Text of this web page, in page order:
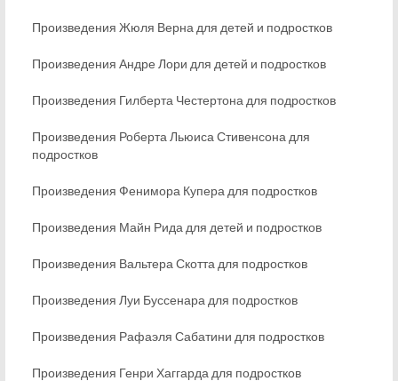
Произведения Жюля Верна для детей и подростков
Произведения Андре Лори для детей и подростков
Произведения Гилберта Честертона для подростков
Произведения Роберта Льюиса Стивенсона для
подростков
Произведения Фенимора Купера для подростков
Произведения Майн Рида для детей и подростков
Произведения Вальтера Скотта для подростков
Произведения Луи Буссенара для подростков
Произведения Рафаэля Сабатини для подростков
Произведения Генри Хаггарда для подростков